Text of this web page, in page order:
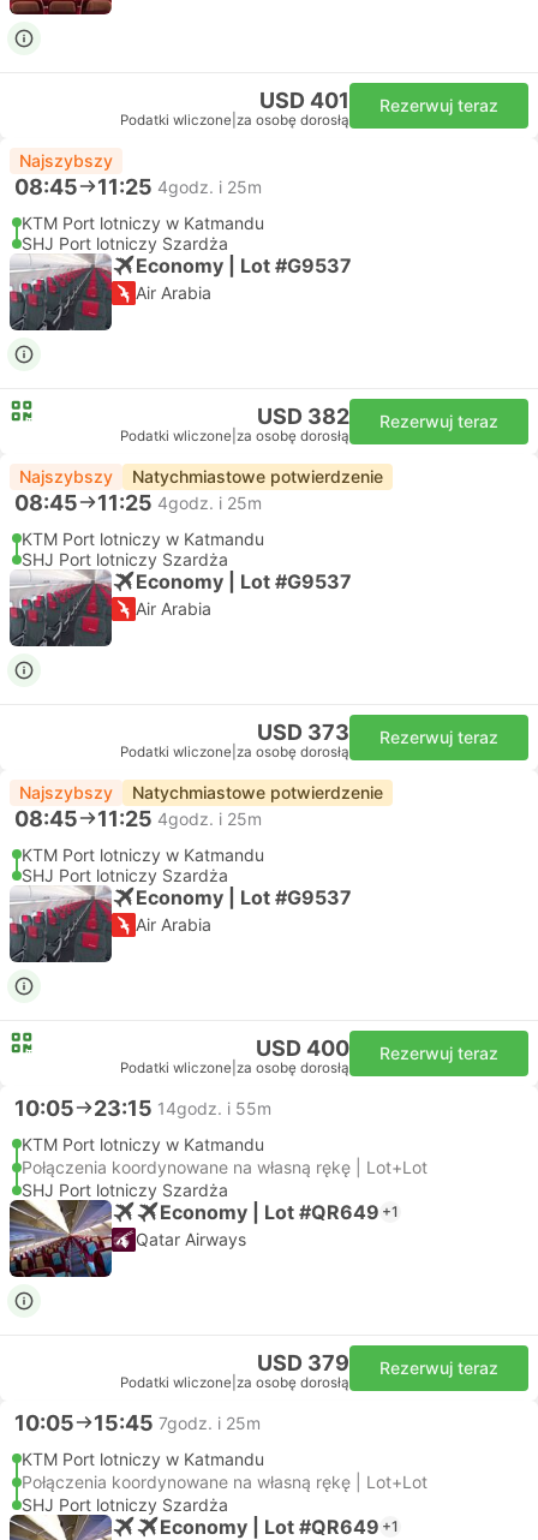
USD 401
Podatki wliczone za osobę dorosłą
Rezerwuj teraz
Najszybszy
08:45 11:25 4godz. i 25m
KTM Port lotniczy w Katmandu
SHJ Port lotniczy Szardża
Economy | Lot #G9537
Air Arabia
USD 382
Podatki wliczone za osobę dorosłą
Rezerwuj teraz
Najszybszy Natychmiastowe potwierdzenie
08:45 11:25 4godz. i 25m
KTM Port lotniczy w Katmandu
SHJ Port lotniczy Szardża
Economy | Lot #G9537
Air Arabia
USD 373
Podatki wliczone za osobę dorosłą
Rezerwuj teraz
Najszybszy Natychmiastowe potwierdzenie
08:45 11:25 4godz. i 25m
KTM Port lotniczy w Katmandu
SHJ Port lotniczy Szardża
Economy | Lot #G9537
Air Arabia
USD 400
Podatki wliczone za osobę dorosłą
Rezerwuj teraz
10:05 23:15 14godz. i 55m
KTM Port lotniczy w Katmandu
Połączenia koordynowane na własną rękę | Lot+Lot
SHJ Port lotniczy Szardża
Economy | Lot #QR649 +1
Qatar Airways
USD 379
Podatki wliczone za osobę dorosłą
Rezerwuj teraz
10:05 15:45 7godz. i 25m
KTM Port lotniczy w Katmandu
Połączenia koordynowane na własną rękę | Lot+Lot
SHJ Port lotniczy Szardża
Economy | Lot #QR649 +1